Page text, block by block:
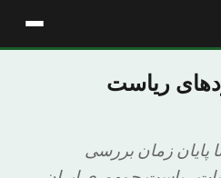
ریاست
پایان زمان بررسی